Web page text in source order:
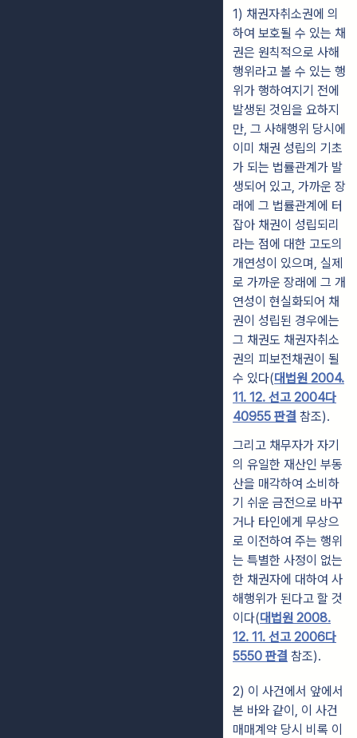
1) 채권자취소권에 의
하여 보호될 수 있는 채
권은 원칙적으로 사해
행위라고 볼 수 있는 행
위가 행하여지기 전에
발생된 것임을 요하지
만, 그 사해행위 당시에
이미 채권 성립의 기초
가 되는 법률관계가 발
생되어 있고, 가까운 장
래에 그 법률관계에 터
잡아 채권이 성립되리
라는 점에 대한 고도의
개연성이 있으며, 실제
로 가까운 장래에 그 개
연성이 현실화되어 채
권이 성립된 경우에는
그 채권도 채권자취소
권의 피보전채권이 될
수 있다(대법원 2004.
11. 12. 선고 2004다
40955 판결 참조).
그리고 채무자가 자기
의 유일한 재산인 부동
산을 매각하여 소비하
기 쉬운 금전으로 바꾸
거나 타인에게 무상으
로 이전하여 주는 행위
는 특별한 사정이 없는
한 채권자에 대하여 사
해행위가 된다고 할 것
이다(대법원 2008.
12. 11. 선고 2006다
5550 판결 참조).
2) 이 사건에서 앞에서
본 바와 같이, 이 사건
매매계약 당시 비록 이